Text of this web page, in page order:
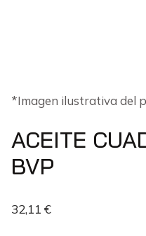
*Imagen ilustrativa del
ACEITE
BVP
32,11 €